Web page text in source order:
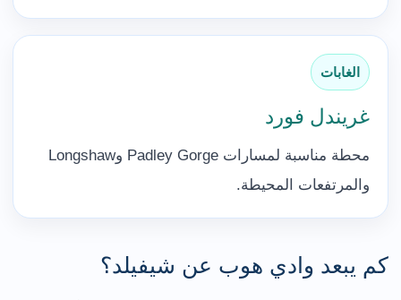
الغابات
غريندل فورد
محطة مناسبة لمسارات Padley Gorge وLongshaw
والمرتفعات المحيطة.
كم يبعد وادي هوب عن شيفيلد؟